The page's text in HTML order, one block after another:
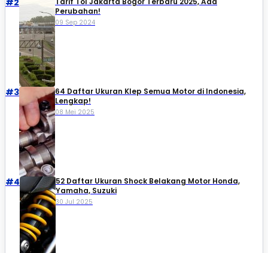
Perubahan!
09 Sep 2024
#3
64 Daftar Ukuran Klep Semua Motor di Indonesia,
Lengkap!
08 Mei 2025
#4
52 Daftar Ukuran Shock Belakang Motor Honda,
Yamaha, Suzuki​
30 Jul 2025